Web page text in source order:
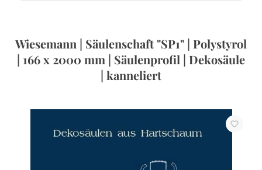
Wiesemann | Säulenschaft "SP1" | Polystyrol
| 166 x 2000 mm | Säulenprofil | Dekosäule
| kanneliert